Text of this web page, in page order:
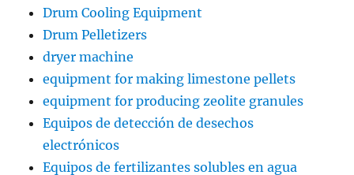
Drum Cooling Equipment
Drum Pelletizers
dryer machine
equipment for making limestone pellets
equipment for producing zeolite granules
Equipos de detección de desechos
electrónicos
Equipos de fertilizantes solubles en agua